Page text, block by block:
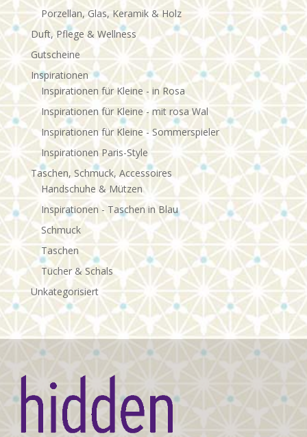
Porzellan, Glas, Keramik & Holz
Duft, Pflege & Wellness
Gutscheine
Inspirationen
Inspirationen für Kleine - in Rosa
Inspirationen für Kleine - mit rosa Wal
Inspirationen für Kleine - Sommerspieler
Inspirationen Paris-Style
Taschen, Schmuck, Accessoires
Handschuhe & Mützen
Inspirationen - Taschen in Blau
Schmuck
Taschen
Tücher & Schals
Unkategorisiert